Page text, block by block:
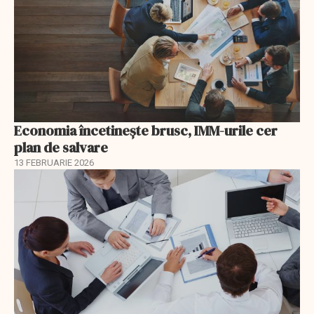
Economia încetinește brusc, IMM-urile cer
plan de salvare
13 FEBRUARIE 2026